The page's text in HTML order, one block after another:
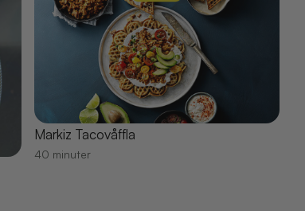
Markiz Tacovåffla
40 minuter